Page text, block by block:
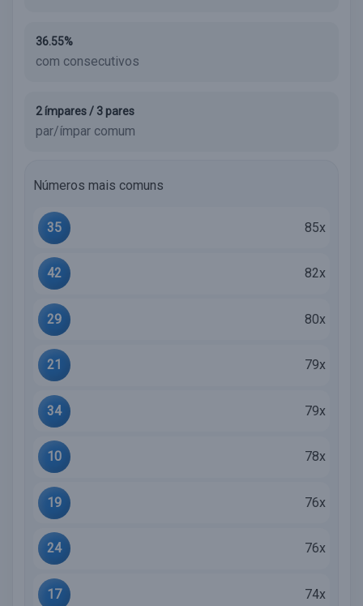
36.55%
com consecutivos
2 ímpares / 3 pares
par/ímpar comum
Números mais comuns
35 85x
42 82x
29 80x
21 79x
34 79x
10 78x
19 76x
24 76x
17 74x